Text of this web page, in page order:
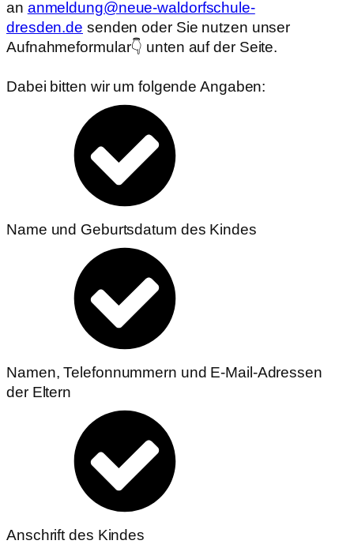
an anmeldung@neue-waldorfschule-
dresden.de senden oder Sie nutzen unser
Aufnahmeformular👇 unten auf der Seite.
Dabei bitten wir um folgende Angaben:
Name und Geburtsdatum des Kindes
Namen, Telefonnummern und E-Mail-Adressen
der Eltern
Anschrift des Kindes